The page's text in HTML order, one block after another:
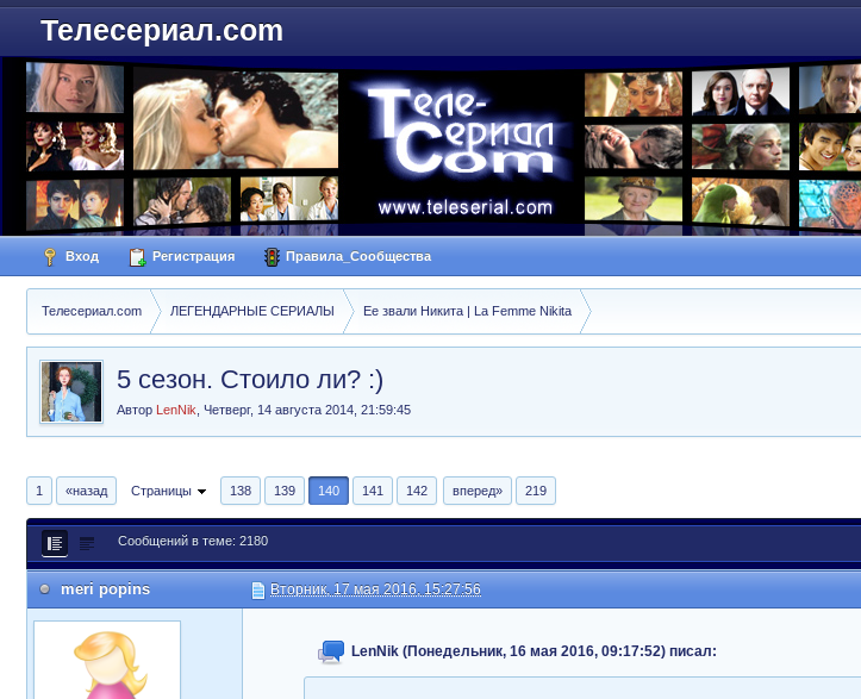
Телесериал.com
Вход Регистрация Правила_Сообщества
Телесериал.com ЛЕГЕНДАРНЫЕ СЕРИАЛЫ Ее звали Никита | La Femme Nikita
5 сезон. Стоило ли? :)
Автор LenNik Четверг, 14 августа 2014, 21:59:45
1 «назад Страницы 138 139 140 141 142 вперед» 219
Сообщений в теме: 2180
meri popins Вторник, 17 мая 2016, 15:27:56
LenNik (Понедельник, 16 мая 2016, 09:17:52) писал: